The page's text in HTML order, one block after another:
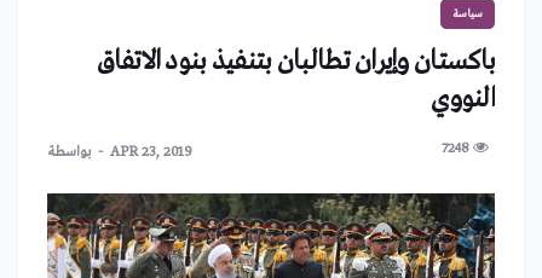
سياسة
باكستان وإيران تطالبان بتنفيذ بنود الاتفاق
النووي
7248
APR 23, 2019 بواسطة